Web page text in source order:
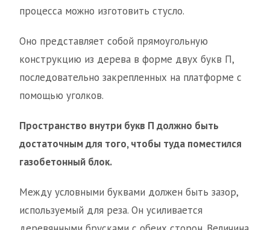
процесса можно изготовить стусло.
Оно представляет собой прямоугольную
конструкцию из дерева в форме двух букв П,
последовательно закрепленных на платформе с
помощью уголков.
Пространство внутри букв П должно быть
достаточным для того, чтобы туда поместился
газобетонный блок.
Между условными буквами должен быть зазор,
используемый для реза. Он усиливается